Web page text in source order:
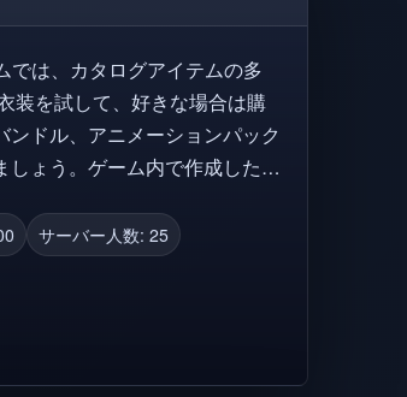
では、カタログアイテムの多
装を試して、好きな場合は購
ドル、アニメーションパック
ょう。ゲーム内で作成したす
が自分
が自分のアバターを表示でき
てください!
サーバー人数: 25